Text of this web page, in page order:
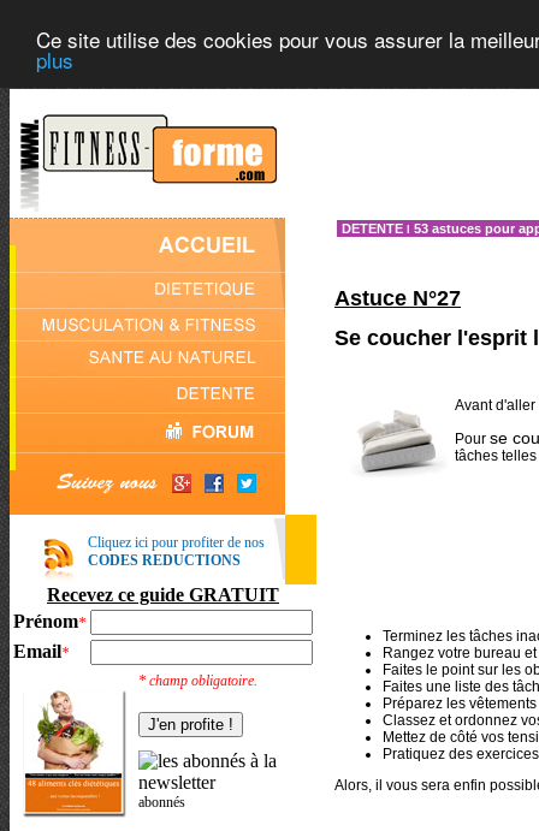
Ce site utilise des cookies pour vous assurer la
plus
Cliquez ici pour profiter de nos
CODES REDUCTIONS
Recevez ce guide GRATUIT
Prénom*
Email*
* champ obligatoire.
abonnés
DETENTE 53 astuces pour
Astuce N°27
Se coucher l'esprit
Avant
Pour se
tâches
Terminez les tâches
Rangez votre bureau
Faites le point sur les
Faites une liste des
Préparez les
Classez et ordonnez
Mettez de côté vos
Pratiquez des
Alors, il vous sera enfin